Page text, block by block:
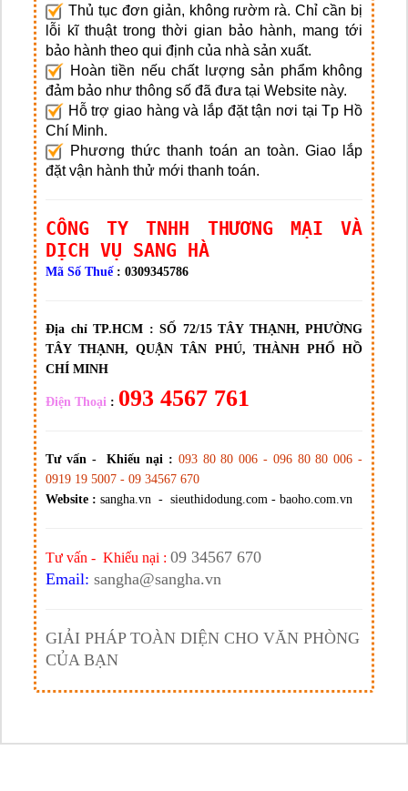
Thủ tục đơn giản, không rườm rà. Chỉ cần bị
lỗi kĩ thuật trong thời gian bảo hành, mang tới
bảo hành theo qui định của nhà sản xuất.
Hoàn tiền nếu chất lượng sản phẩm không
đảm bảo như thông số đã đưa tại Website này.
Hỗ trợ giao hàng và lắp đặt tận nơi tại Tp Hồ
Chí Minh.
Phương thức thanh toán an toàn. Giao lắp
đặt vận hành thử mới thanh toán.
CÔNG TY TNHH THƯƠNG MẠI VÀ
DỊCH VỤ SANG HÀ
Mã Số Thuế : 0309345786
Địa chỉ TP.HCM : SỐ 72/15 TÂY THẠNH, PHƯỜNG
TÂY THẠNH, QUẬN TÂN PHÚ, THÀNH PHỐ HỒ
CHÍ MINH
Điện Thoại : 093 4567 761
Tư vấn - Khiếu nại : 093 80 80 006 - 096 80 80 006 -
0919 19 5007 - 09 34567 670
Website : sangha.vn - sieuthidodung.com - baoho.com.vn
Tư vấn - Khiếu nại : 09 34567 670
Email: sangha@sangha.vn
GIẢI PHÁP TOÀN DIỆN CHO VĂN PHÒNG
CỦA BẠN